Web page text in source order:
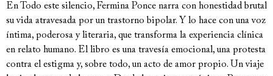
En Todo este silencio, Fermina Ponce narra con honestidad brutal
su vida atravesada por un trastorno bipolar. Y lo hace con una voz
íntima, poderosa y literaria, que transforma la experiencia clínica
en relato humano. El libro es una travesía emocional, una protesta
contra el estigma y, sobre todo, un acto de amor propio. Un viaje